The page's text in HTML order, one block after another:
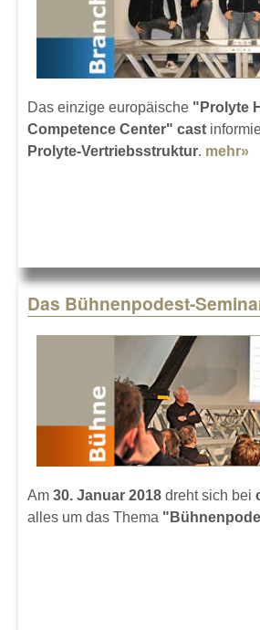
Das einzige europäische "Prolyte
Competence Center" cast
Prolyte-Vertriebsstruktur. mehr»
Das Bühnenpodest-
Am 30. Januar 2018 dreht sich bei
alles um das Thema